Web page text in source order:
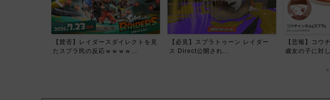
【賛否】レイダースダイレクトを見
たスプラ民の反応ｗｗｗｗ...
【必見】スプラトゥーン レイダー
ス Direct公開され...
【悲報】コウ
歳女の子に対